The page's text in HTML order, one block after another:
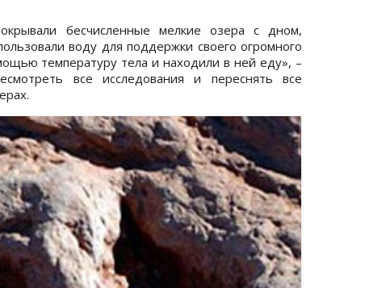
бесчисленные мелкие озера с дном,
воду для поддержки своего огромного
температуру тела и находили в ней еду», –
все исследования и переснять все